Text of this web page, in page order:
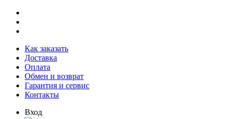
Как заказать
Доставка
Оплата
Обмен и возврат
Гарантия и сервис
Контакты
Вход